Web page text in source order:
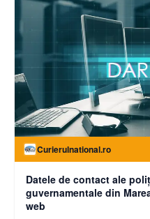
Curierulnational.ro
Datele de contact ale
guvernamentale din
web